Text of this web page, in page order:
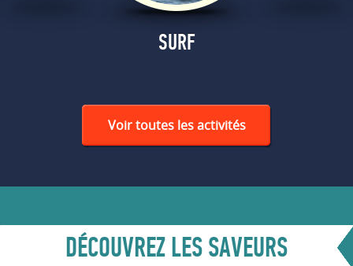
SURF
Voir toutes les activités
DÉCOUVREZ LES SAVEURS